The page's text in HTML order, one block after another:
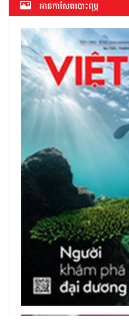
អាន​កាសែត​បោះពុម្ភ